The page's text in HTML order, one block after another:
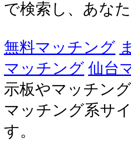
で検索し、あな
無料マッチング
マッチング 仙台
示板やマッチン
マッチング系サ
す。